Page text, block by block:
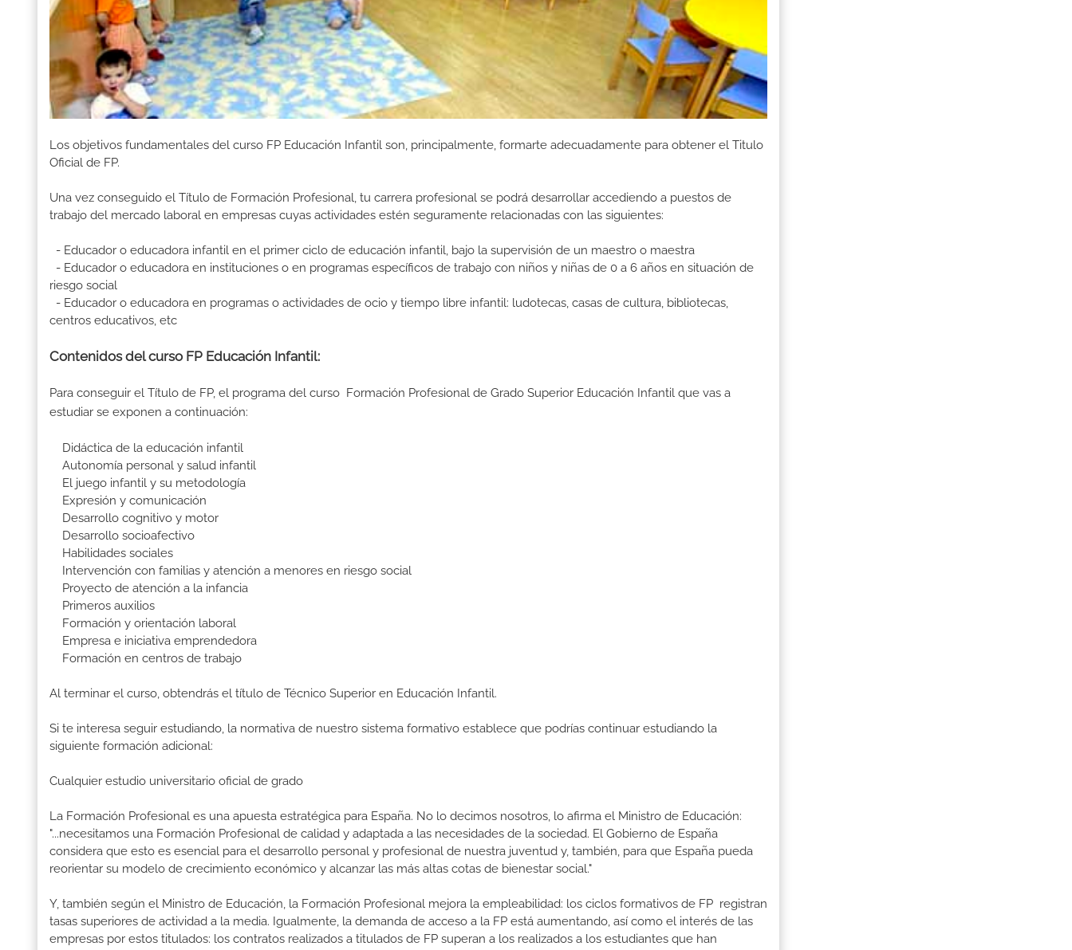
Los objetivos fundamentales del curso FP Educación Infantil son, principalmente, formarte adecuadamente para obtener el Titulo
Oficial de FP.
Una vez conseguido el Título de Formación Profesional, tu carrera profesional se podrá desarrollar accediendo a puestos de
trabajo del mercado laboral en empresas cuyas actividades estén seguramente relacionadas con las siguientes:
- Educador o educadora infantil en el primer ciclo de educación infantil, bajo la supervisión de un maestro o maestra
- Educador o educadora en instituciones o en programas específicos de trabajo con niños y niñas de 0 a 6 años en situación de
riesgo social
- Educador o educadora en programas o actividades de ocio y tiempo libre infantil: ludotecas, casas de cultura, bibliotecas,
centros educativos, etc
Contenidos del curso FP Educación Infantil:
Para conseguir el Título de FP, el programa del curso Formación Profesional de Grado Superior Educación Infantil que vas a
estudiar se exponen a continuación:
Didáctica de la educación infantil
Autonomía personal y salud infantil
El juego infantil y su metodología
Expresión y comunicación
Desarrollo cognitivo y motor
Desarrollo socioafectivo
Habilidades sociales
Intervención con familias y atención a menores en riesgo social
Proyecto de atención a la infancia
Primeros auxilios
Formación y orientación laboral
Empresa e iniciativa emprendedora
Formación en centros de trabajo
Al terminar el curso, obtendrás el título de Técnico Superior en Educación Infantil.
Si te interesa seguir estudiando, la normativa de nuestro sistema formativo establece que podrías continuar estudiando la
siguiente formación adicional:
Cualquier estudio universitario oficial de grado
La Formación Profesional es una apuesta estratégica para España. No lo decimos nosotros, lo afirma el Ministro de Educación:
"...necesitamos una Formación Profesional de calidad y adaptada a las necesidades de la sociedad. El Gobierno de España
considera que esto es esencial para el desarrollo personal y profesional de nuestra juventud y, también, para que España pueda
reorientar su modelo de crecimiento económico y alcanzar las más altas cotas de bienestar social."
Y, también según el Ministro de Educación, la Formación Profesional mejora la empleabilidad: los ciclos formativos de FP registran
tasas superiores de actividad a la media. Igualmente, la demanda de acceso a la FP está aumentando, así como el interés de las
empresas por estos titulados: los contratos realizados a titulados de FP superan a los realizados a los estudiantes que han